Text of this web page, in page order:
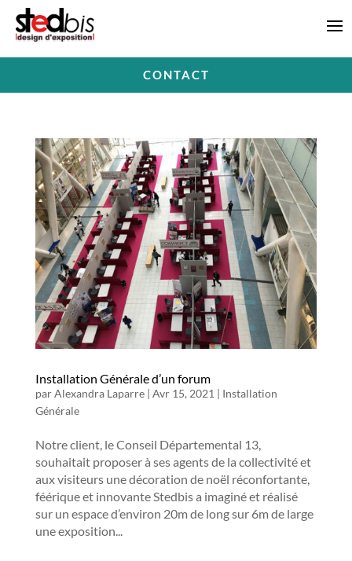
CONTACT
Installation Générale d’un forum
parAlexandra Laparre| Avr 15, 2021| Installation
Générale
Notre client, le Conseil Départemental 13,
souhaitait proposer à ses agents de la collectivité et
aux visiteurs une décoration de noël réconfortante,
féérique et innovante Stedbis a imaginé et réalisé
sur un espace d’environ 20m de long sur 6m de large
une exposition...